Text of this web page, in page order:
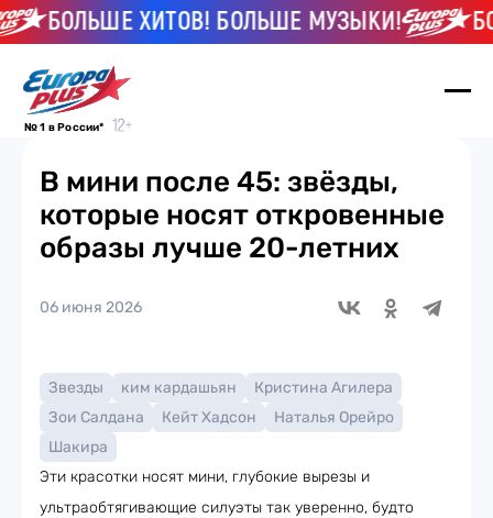
БОЛЬШЕ ХИТОВ! БОЛЬШЕ МУЗЫКИ!
№ 1 в России*
В мини после 45: звёзды,
которые носят откровенные
образы лучше 20-летних
06 июня 2026
Звезды ким кардашьян
Кристина Агилера
Зои Салдана
Кейт Хадсон
Наталья Орейро
Шакира
Эти красотки носят мини, глубокие вырезы и
ультраобтягивающие силуэты так уверенно, будто